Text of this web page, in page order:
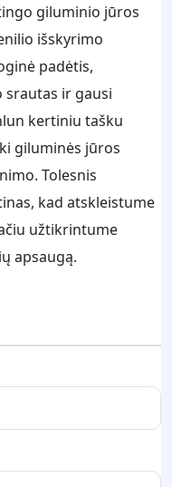
giluminio jūros
išskyrimo
padėtis,
srautas ir gausi
kertiniu tašku
giluminės jūros
Tolesnis
kad atskleistume
užtikrintume
apsaugą.